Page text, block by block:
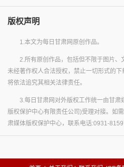
版权声明
1.本文为每日甘肃网原创作品。
2.所有原创作品，包括但不限于图片、
未经著作权人合法授权，禁止一切形式的
将依法追究其相关法律责任。
3.每日甘肃网对外版权工作统一由甘
版权保护中心有限责任公司)受理对接。如
肃媒体版权保护中心，联系电话:0931-